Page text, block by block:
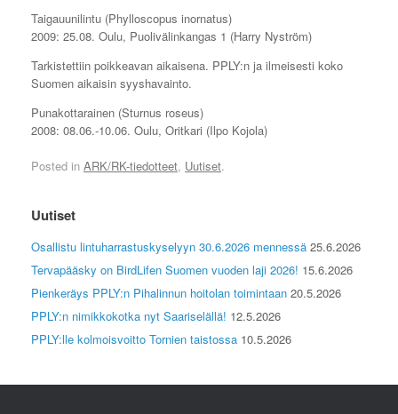
Taigauunilintu (Phylloscopus inornatus)
2009: 25.08. Oulu, Puolivälinkangas 1 (Harry Nyström)
Tarkistettiin poikkeavan aikaisena. PPLY:n ja ilmeisesti koko
Suomen aikaisin syyshavainto.
Punakottarainen (Sturnus roseus)
2008: 08.06.-10.06. Oulu, Oritkari (Ilpo Kojola)
Posted in ARK/RK-tiedotteet, Uutiset.
Uutiset
Osallistu lintuharrastuskyselyyn 30.6.2026 mennessä 25.6.2026
Tervapääsky on BirdLifen Suomen vuoden laji 2026! 15.6.2026
Pienkeräys PPLY:n Pihalinnun hoitolan toimintaan 20.5.2026
PPLY:n nimikkokotka nyt Saariselällä! 12.5.2026
PPLY:lle kolmoisvoitto Tornien taistossa 10.5.2026